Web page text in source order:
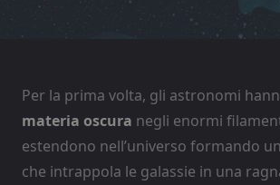
Per la prima volta, gli astronomi
materia oscura negli enormi
estendono nell’universo formando
che intrappola le galassie in una